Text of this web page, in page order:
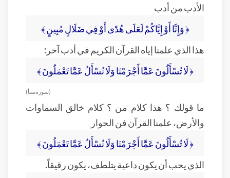
الأدب من أدب
﴿ وَإِنَّا أَوْ إِيَّاكُمْ لَعَلَى هُدًى أَوْ فِي ضَلَالٍ مُبِينٍ ﴾
هذا الذي علمنا إياه القرآن الكريم في أدب آخر:
﴿ لَا تُسْأَلُونَ عَمَّا أَجْرَمْنَا وَلَا نُسْأَلُ عَمَّا تَعْمَلُونَ ﴾
( سورة سبأ )
ما قولك ؟ هذا كلام من ؟ كلام خالق السماوات
والأرض، علمنا القرآن فن الحوار
﴿ لَا تُسْأَلُونَ عَمَّا أَجْرَمْنَا وَلَا نُسْأَلُ عَمَّا تَعْمَلُونَ ﴾
الذي يحب أن يكون داعية يتلطف، يكون رقيقاً.